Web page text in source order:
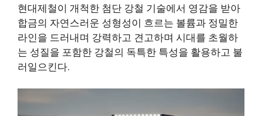
현대제철이 개척한 첨단 강철 기술에서 영감을 받아
합금의 자연스러운 성형성이 흐르는 볼륨과 정밀한
라인을 드러내며 강력하고 견고하며 시대를 초월하
는 성질을 포함한 강철의 독특한 특성을 활용하고 불
러일으킨다.